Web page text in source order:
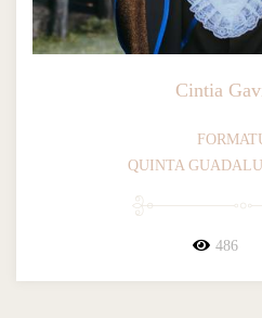
Cintia
QUINTA
486